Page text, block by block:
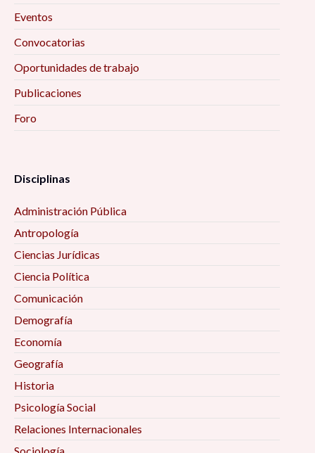
Eventos
Convocatorias
Oportunidades de trabajo
Publicaciones
Foro
Disciplinas
Administración Pública
Antropología
Ciencias Jurídicas
Ciencia Política
Comunicación
Demografía
Economía
Geografía
Historia
Psicología Social
Relaciones Internacionales